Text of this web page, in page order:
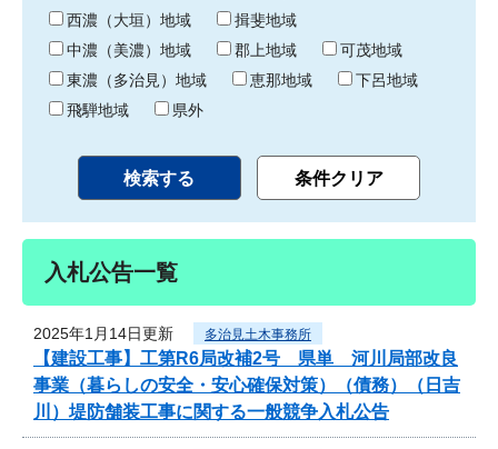
り 西濃（大垣）地域
揖斐地域
中濃（美濃）地域
郡上地域
可茂地域
東濃（多治見）地域
恵那地域
下呂地域
飛騨地域
県外
入札公告一覧
2025年1月14日更新 多治見土木事務所
【建設工事】工第R6局改補2号 県単 河川局部改良
事業（暮らしの安全・安心確保対策）（債務）（日吉
川）堤防舗装工事に関する一般競争入札公告